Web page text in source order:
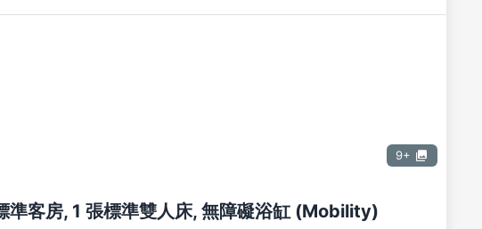
9+
準客房, 1 張標準雙人床, 無障礙浴缸 (Mobility)